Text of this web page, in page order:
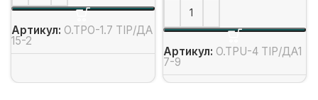
Артикул: O.TPO-1.7 TIP/ДА
15-2
Артикул: O.TPU-4 TIP/ДА1
7-9